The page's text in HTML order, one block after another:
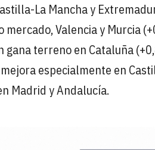
La Mancha y
mercado, Valencia y Murcia
gana terreno en Cataluña
mejora especialmente en
Madrid y Andalucía.